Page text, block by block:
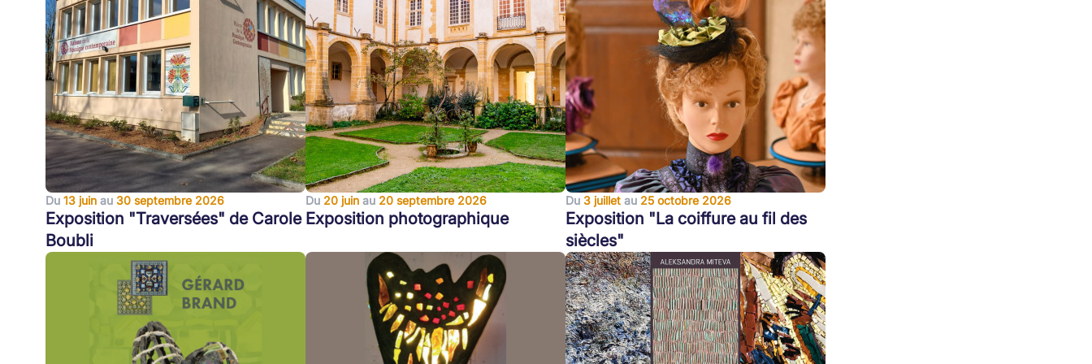
Du 13 juin au 30 septembre 2026
Exposition "Traversées" de Carole
Boubli
Du 20 juin au 20 septembre 2026
Exposition photographique
Du 3 juillet au 25 octobre 2026
Exposition "La coiffure au fil des
siècles"